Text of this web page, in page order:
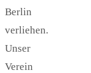
Berlin
verliehen.
Unser
Verein